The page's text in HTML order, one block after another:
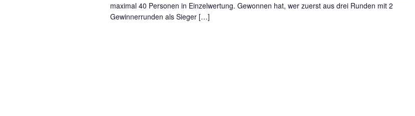
maximal 40 Personen in Einzelwertung. Gewonnen hat, wer zuerst aus drei Runden mit 2
Gewinnerrunden als Sieger […]